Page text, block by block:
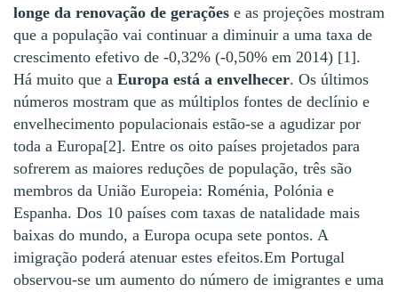
longe da renovação de gerações e as projeções mostram
que a população vai continuar a diminuir a uma taxa de
crescimento efetivo de -0,32% (-0,50% em 2014) [1].
Há muito que a Europa está a envelhecer. Os últimos
números mostram que as múltiplos fontes de declínio e
envelhecimento populacionais estão-se a agudizar por
toda a Europa[2]. Entre os oito países projetados para
sofrerem as maiores reduções de população, três são
membros da União Europeia: Roménia, Polónia e
Espanha. Dos 10 países com taxas de natalidade mais
baixas do mundo, a Europa ocupa sete pontos. A
imigração poderá atenuar estes efeitos.Em Portugal
observou-se um aumento do número de imigrantes e uma